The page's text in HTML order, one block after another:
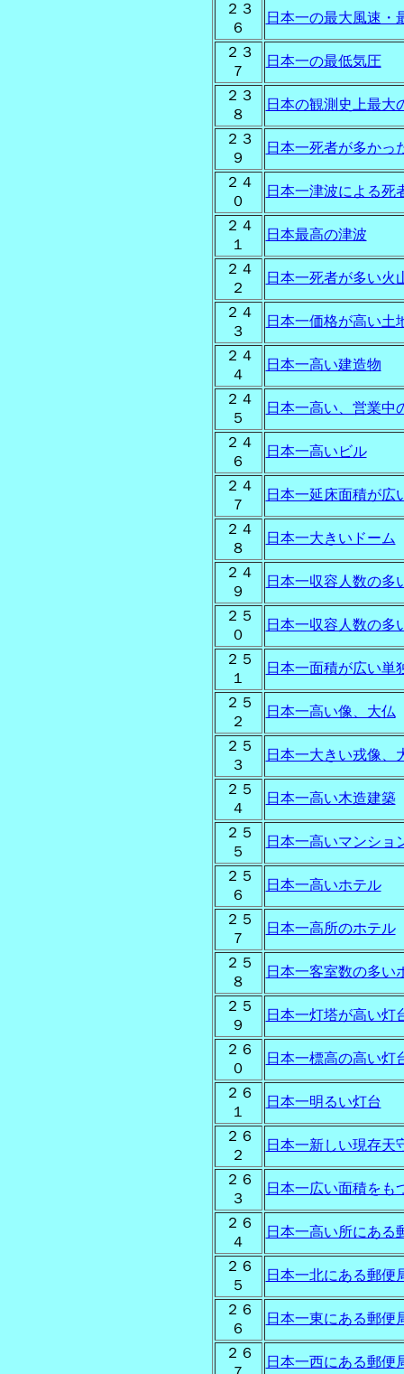
２３
６
日本一の最大風速・
２３
７
日本一の最低気圧
２３
８
日本の観測史上最大
２３
９
日本一死者が多かっ
２４
０
日本一津波による死
２４
１
日本最高の津波
２４
２
日本一死者が多い火
２４
３
日本一価格が高い土
２４
４
日本一高い建造物
２４
５
日本一高い、営業中
２４
６
日本一高いビル
２４
７
日本一延床面積が広
２４
８
日本一大きいドーム
２４
９
日本一収容人数の多
２５
０
日本一収容人数の多
２５
１
日本一面積が広い単
２５
２
日本一高い像、大仏
２５
３
日本一大きい戎像、
２５
４
日本一高い木造建築
２５
５
日本一高いマンショ
２５
６
日本一高いホテル
２５
７
日本一高所のホテル
２５
８
日本一客室数の多い
２５
９
日本一灯塔が高い灯
２６
０
日本一標高の高い灯
２６
１
日本一明るい灯台
２６
２
日本一新しい現存天
２６
３
日本一広い面積をも
２６
４
日本一高い所にある
２６
５
日本一北にある郵便
２６
６
日本一東にある郵便
２６
日本一西にある郵便